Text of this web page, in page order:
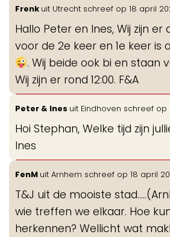
Frenk uit Utrecht schreef op 18 april
Hallo Peter en Ines, Wij zijn
voor de 2e keer en 1e keer is
. Wij beide ook bi en staan
Wij zijn er rond 12:00. F&A
Peter & Ines uit Eindhoven schreef op
Hoi Stephan, Welke tijd zijn
Ines
FenM uit Arnhem schreef op 18 april
T&J uit de mooiste
wie treffen we elkaar. Hoe
herkennen? Wellicht wat